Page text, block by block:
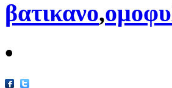
βατικανο,
•